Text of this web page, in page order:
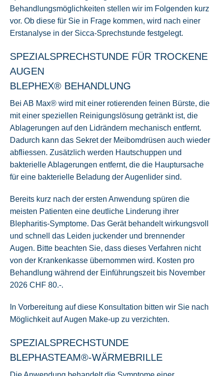
Behandlungsmöglichkeiten stellen wir im Folgenden kurz
vor. Ob diese für Sie in Frage kommen, wird nach einer
Erstanalyse in der Sicca-Sprechstunde festgelegt.
SPEZIALSPRECHSTUNDE FÜR TROCKENE
AUGEN
BLEPHEX® BEHANDLUNG
Bei AB Max® wird mit einer rotierenden feinen Bürste, die
mit einer speziellen Reinigungslösung getränkt ist, die
Ablagerungen auf den Lidrändern mechanisch entfernt.
Dadurch kann das Sekret der Meibomdrüsen auch wieder
abfliessen. Zusätzlich werden Hautschuppen und
bakterielle Ablagerungen entfernt, die die Hauptursache
für eine bakterielle Beladung der Augenlider sind.
Bereits kurz nach der ersten Anwendung spüren die
meisten Patienten eine deutliche Linderung ihrer
Blepharitis-Symptome. Das Gerät behandelt wirkungsvoll
und schnell das Leiden juckender und brennender
Augen. Bitte beachten Sie, dass dieses Verfahren nicht
von der Krankenkasse übernommen wird. Kosten pro
Behandlung während der Einführungszeit bis November
2026 CHF 80.-.
In Vorbereitung auf diese Konsultation bitten wir Sie nach
Möglichkeit auf Augen Make-up zu verzichten.
SPEZIALSPRECHSTUNDE
BLEPHASTEAM®-WÄRMEBRILLE